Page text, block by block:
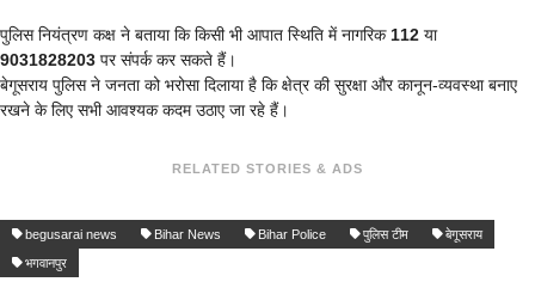
पुलिस नियंत्रण कक्ष ने बताया कि किसी भी आपात स्थिति में नागरिक 112 या
9031828203 पर संपर्क कर सकते हैं।
बेगूसराय पुलिस ने जनता को भरोसा दिलाया है कि क्षेत्र की सुरक्षा और कानून-व्यवस्था बनाए
रखने के लिए सभी आवश्यक कदम उठाए जा रहे हैं।
RELATED STORIES & ADS
begusarai news Bihar News Bihar Police पुलिस टीम
बेगूसराय
भगवानपुर